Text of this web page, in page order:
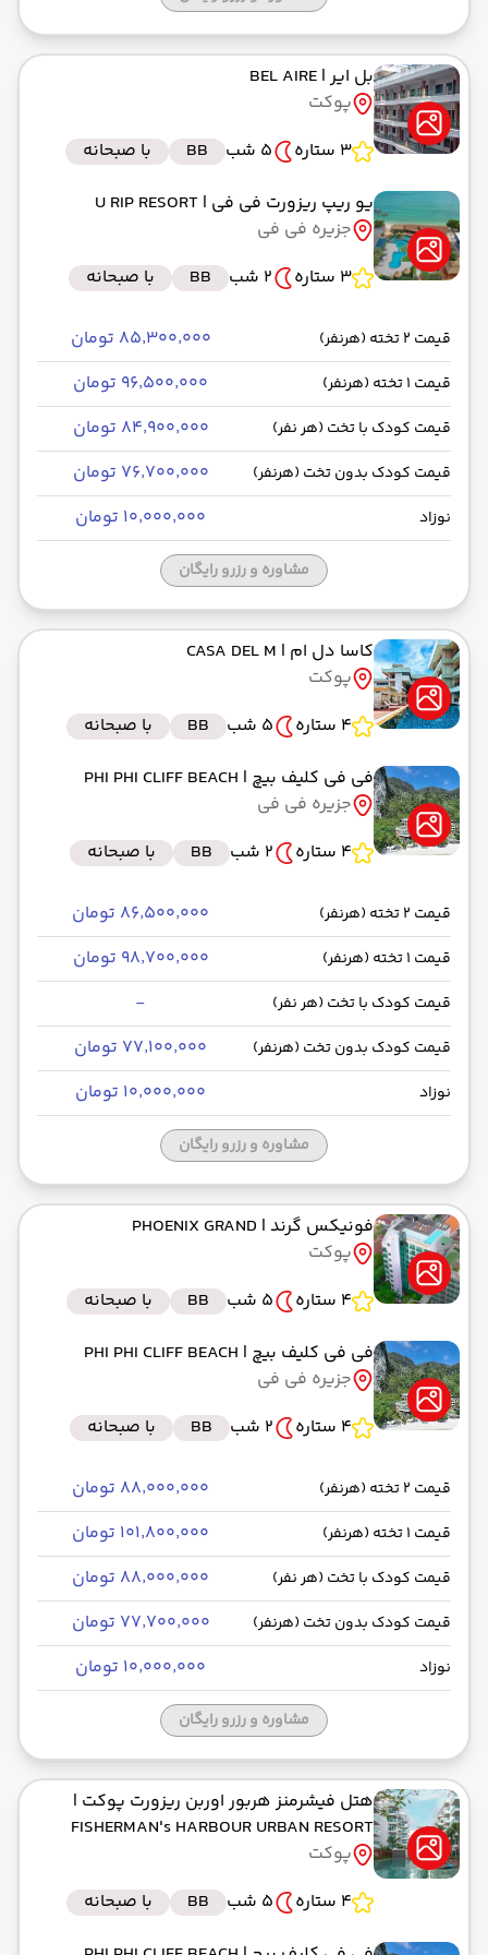
رسیدن به مقصد :
کشتیمدت سفر: 02:00
از فرودگاه بین‌المللی پوکت HKT
به فرودگاه بین‌المللی امام خمینی IKA
رسیدن به مقصد :
بل ایر| BEL AIRE
پوکت
3 ستاره
5 شب BB
با صبحانه
یو ریپ ریزورت فی فی | U RIP RESORT
جزیره فی فی
3 ستاره
2 شب BB با صبحانه
قیمت 2 تخته (هرنفر) ۸۵٬۳۰۰٬۰۰۰ تومان
قیمت 1 تخته (هرنفر) ۹۶٬۵۰۰٬۰۰۰ تومان
قیمت کودک با تخت (هر نفر) ۸۴٬۹۰۰٬۰۰۰ تومان
قیمت کودک بدون تخت (هرنفر) ۷۶٬۷۰۰٬۰۰۰ تومان
نوزاد ۱۰٬۰۰۰٬۰۰۰ تومان
مشاوره و رزرو رایگان
کاسا دل ام | CASA DEL M
پوکت
4 ستاره
5 شب BB
با صبحانه
فی فی کلیف بیچ | PHI PHI CLIFF BEACH
جزیره فی فی
4 ستاره
2 شب BB با صبحانه
قیمت 2 تخته (هرنفر) ۸۶٬۵۰۰٬۰۰۰ تومان
قیمت 1 تخته (هرنفر) ۹۸٬۷۰۰٬۰۰۰ تومان
قیمت کودک با تخت (هر نفر) -
قیمت کودک بدون تخت (هرنفر) ۷۷٬۱۰۰٬۰۰۰ تومان
نوزاد ۱۰٬۰۰۰٬۰۰۰ تومان
مشاوره و رزرو رایگان
فونیکس گرند | PHOENIX GRAND
پوکت
4 ستاره
5 شب BB
با صبحانه
فی فی کلیف بیچ | PHI PHI CLIFF BEACH
جزیره فی فی
4 ستاره
2 شب BB با صبحانه
قیمت 2 تخته (هرنفر) ۸۸٬۰۰۰٬۰۰۰ تومان
قیمت 1 تخته (هرنفر) ۱۰۱٬۸۰۰٬۰۰۰ تومان
قیمت کودک با تخت (هر نفر) ۸۸٬۰۰۰٬۰۰۰ تومان
قیمت کودک بدون تخت (هرنفر) ۷۷٬۷۰۰٬۰۰۰ تومان
نوزاد ۱۰٬۰۰۰٬۰۰۰ تومان
مشاوره و رزرو رایگان
هتل فیشرمنز هربور اوربن ریزورت پوکت |
FISHERMAN's HARBOUR URBAN RESORT
پوکت
4 ستاره
5 شب BB
با صبحانه